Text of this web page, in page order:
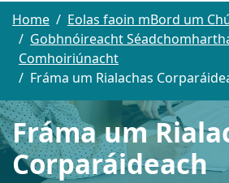
Home
Eolas faoin mBord um
Gobhnóireacht
Comhoiriúnacht
Fráma um Rialachas
Fráma um
Corparáideach